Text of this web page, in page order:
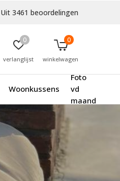
Woonkussens
Foto
vd
maand
verlanglijst
0
winkelwagen
0
Uit 3461 beoordelingen